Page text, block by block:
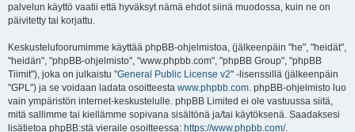
palvelun käyttö vaatii että hyväksyt nämä ehdot siinä muodossa, kuin ne on
päivitetty tai korjattu.
Keskustelufoorumimme käyttää phpBB-ohjelmistoa, (jälkeenpäin "he", "heidät",
"heidän", "phpBB-ohjelmisto", "www.phpbb.com", "phpBB Group", "phpBB
Tiimit"), joka on julkaistu "General Public License v2" -lisenssillä (jälkeenpäin
"GPL") ja se voidaan ladata osoitteesta www.phpbb.com. phpBB-ohjelmisto luo
vain ympäristön internet-keskustelulle. phpBB Limited ei ole vastuussa siitä,
mitä sallimme tai kiellämme sopivana sisältönä ja/tai käytöksenä. Saadaksesi
lisätietoa phpBB:stä vieraile osoitteessa: https://www.phpbb.com/.